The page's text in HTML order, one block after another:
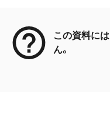
この資料に
ん。